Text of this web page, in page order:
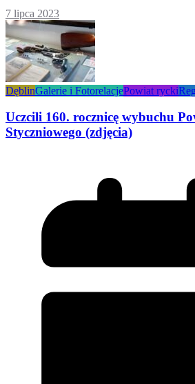
7 lipca 2023
DęblinGalerie i FotorelacjePowiat rycki
Uczcili 160. rocznicę wybuchu
Styczniowego (zdjęcia)